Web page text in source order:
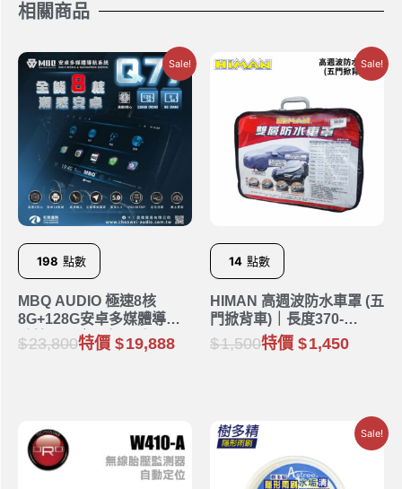
相關商品
Sale!
198 點數
MBQ AUDIO 極速8核
8G+128G安卓多媒體導航
系統 Q77｜9吋 10吋
23,800特價 19,888
Sale!
14 點數
HIMAN 高週波防水車罩 (五
門掀背車)｜長度370-
440cm
1,500特價 1,450
Sale!